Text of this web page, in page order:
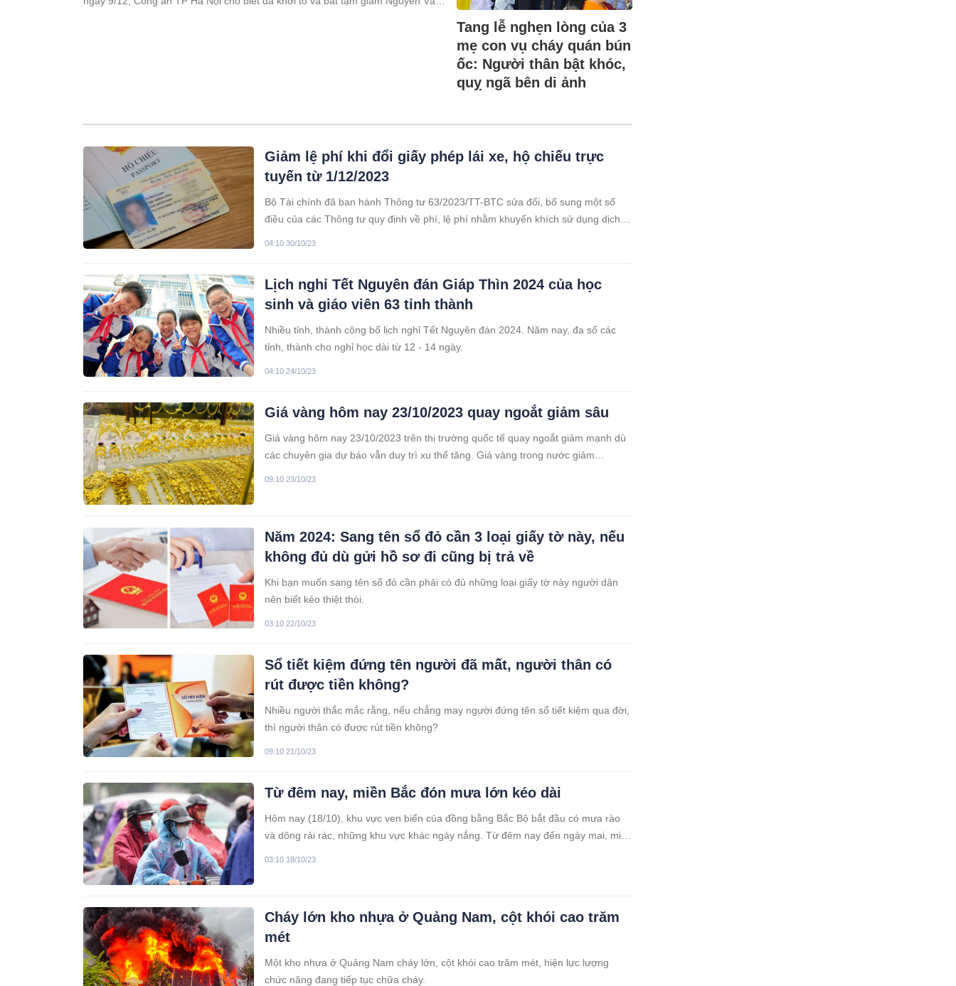
Tang lễ nghẹn lòng của 3
mẹ con vụ cháy quán bún
ốc: Người thân bật khóc,
quỵ ngã bên di ảnh
Giảm lệ phí khi đổi giấy phép lái xe, hộ chiếu trực
tuyến từ 1/12/2023
Bộ Tài chính đã ban hành Thông tư 63/2023/TT-BTC sửa đổi, bổ sung một số
điều của các Thông tư quy định về phí, lệ phí nhằm khuyến khích sử dụng dịch
04:10 30/10/23
Lịch nghỉ Tết Nguyên đán Giáp Thìn 2024 của học
sinh và giáo viên 63 tỉnh thành
Nhiều tỉnh, thành công bố lịch nghỉ Tết Nguyên đán 2024. Năm nay, đa số các
tỉnh, thành cho nghỉ học dài từ 12 - 14 ngày.
04:10 24/10/23
Giá vàng hôm nay 23/10/2023 quay ngoắt giảm sâu
Giá vàng hôm nay 23/10/2023 trên thị trường quốc tế quay ngoắt giảm mạnh dù
các chuyên gia dự báo vẫn duy trì xu thế tăng. Giá vàng trong nước giảm
09:10 23/10/23
Năm 2024: Sang tên sổ đỏ cần 3 loại giấy tờ này, nếu
không đủ dù gửi hồ sơ đi cũng bị trả về
Khi bạn muốn sang tên sổ đỏ cần phải có đủ những loại giấy tờ này người dân
nên biết kẻo thiệt thòi.
03:10 22/10/23
Sổ tiết kiệm đứng tên người đã mất, người thân có
rút được tiền không?
Nhiều người thắc mắc rằng, nếu chẳng may người đứng tên sổ tiết kiệm qua đời,
thì người thân có được rút tiền không?
09:10 21/10/23
Từ đêm nay, miền Bắc đón mưa lớn kéo dài
Hôm nay (18/10), khu vực ven biển của đồng bằng Bắc Bộ bắt đầu có mưa rào
và dông rải rác, những khu vực khác ngày nắng. Từ đêm nay đến ngày mai, miền
03:10 18/10/23
Cháy lớn kho nhựa ở Quảng Nam, cột khói cao trăm
mét
Một kho nhựa ở Quảng Nam cháy lớn, cột khói cao trăm mét, hiện lực lượng
chức năng đang tiếp tục chữa cháy.